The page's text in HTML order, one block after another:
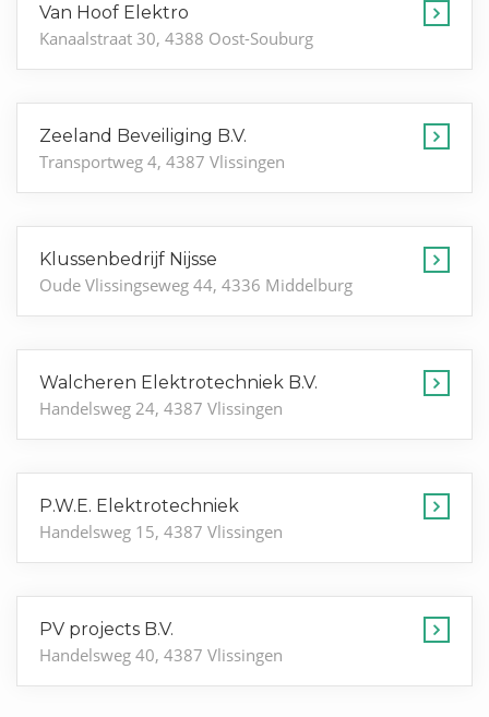
Van Hoof Elektro
Kanaalstraat 30, 4388 Oost-Souburg
Zeeland Beveiliging B.V.
Transportweg 4, 4387 Vlissingen
Klussenbedrijf Nijsse
Oude Vlissingseweg 44, 4336 Middelburg
Walcheren Elektrotechniek B.V.
Handelsweg 24, 4387 Vlissingen
P.W.E. Elektrotechniek
Handelsweg 15, 4387 Vlissingen
PV projects B.V.
Handelsweg 40, 4387 Vlissingen